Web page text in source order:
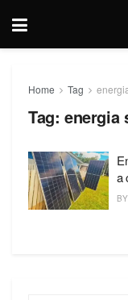
Home Tag
Tag: energia
a
BY